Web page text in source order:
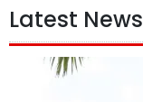
Latest News